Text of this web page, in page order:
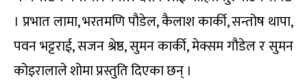
। प्रभात लामा, भरतमणि पौडेल, कैलाश कार्की, सन्तोष थापा,
पवन भट्टराई, सजन श्रेष्ठ, सुमन कार्की, मेक्सम गौडेल र सुमन
कोइरालाले शोमा प्रस्तुति दिएका छन् ।